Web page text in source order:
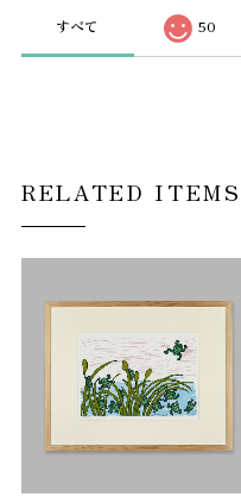
すべて 50
RELATED ITEMS